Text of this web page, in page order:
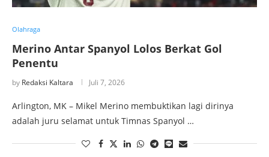
Olahraga
Merino Antar Spanyol Lolos Berkat Gol
Penentu
by Redaksi Kaltara Juli 7, 2026
Arlington, MK – Mikel Merino membuktikan lagi dirinya
adalah juru selamat untuk Timnas Spanyol …